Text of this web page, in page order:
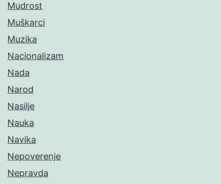
Mudrost
Muškarci
Muzika
Nacionalizam
Nada
Narod
Nasilje
Nauka
Navika
Nepoverenje
Nepravda